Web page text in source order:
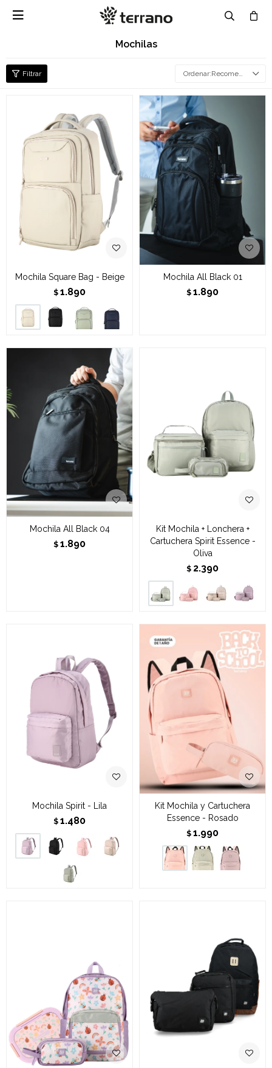

Mochilas
Recomendados
Mochila Square Bag - Beige
$ 1.890
Mochila All Black 01
$ 1.890
Mochila All Black 04
$ 1.890
Kit Mochila + Lonchera +
Cartuchera Spirit Essence -
Oliva
$ 2.390
Mochila Spirit - Lila
$ 1.480
Kit Mochila y Cartuchera
Essence - Rosado
$ 1.990